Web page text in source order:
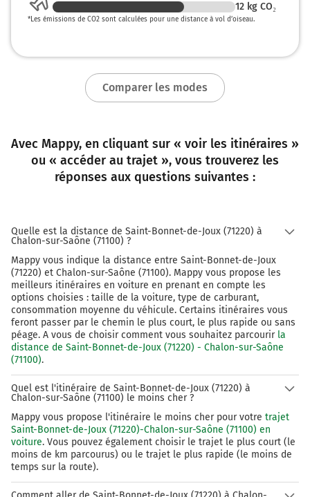
12 kg CO₂
*Les émissions de CO2 sont calculées pour une distance à vol d’oiseau.
Comparer les modes
Avec Mappy, en cliquant sur « voir les itinéraires »
ou « accéder au trajet », vous trouverez les
réponses aux questions suivantes :
Quelle est la distance de Saint-Bonnet-de-Joux (71220) à
Chalon-sur-Saône (71100) ?
Mappy vous indique la distance entre Saint-Bonnet-de-Joux
(71220) et Chalon-sur-Saône (71100). Mappy vous propose les
meilleurs itinéraires en voiture en prenant en compte les
options choisies : taille de la voiture, type de carburant,
consommation moyenne du véhicule. Certains itinéraires vous
feront passer par le chemin le plus court, le plus rapide ou sans
péage. A vous de choisir comment vous souhaitez parcourir la
distance de Saint-Bonnet-de-Joux (71220) - Chalon-sur-Saône
(71100).
Quel est l'itinéraire de Saint-Bonnet-de-Joux (71220) à
Chalon-sur-Saône (71100) le moins cher ?
Mappy vous propose l'itinéraire le moins cher pour votre trajet
Saint-Bonnet-de-Joux (71220)-Chalon-sur-Saône (71100) en
voiture. Vous pouvez également choisir le trajet le plus court (le
moins de km parcourus) ou le trajet le plus rapide (le moins de
temps sur la route).